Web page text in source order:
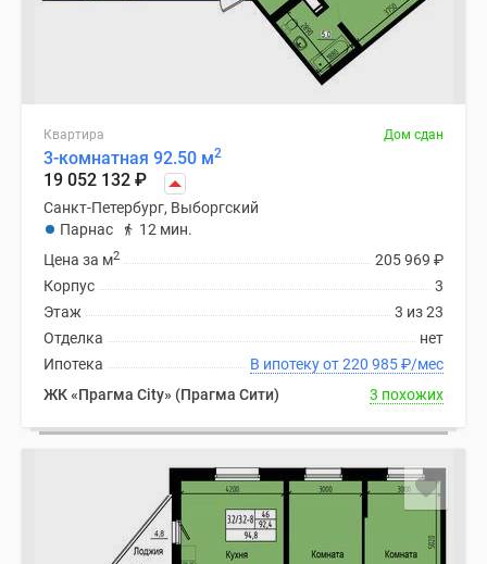
Квартира Дом сдан
3-комнатная 92.50 м2
19 052 132 ₽
Санкт-Петербург, Выборгский
Парнас
12 мин.
205 969 ₽
Цена за м2
3
Корпус
3 из 23
Этаж
нет
Отделка
В ипотеку от 220 985₽/мес
Ипотека
ЖК «Прагма City» (Прагма Сити)
3 похожих